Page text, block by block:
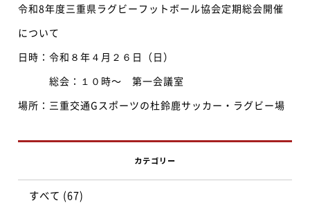
令和8年度三重県ラグビーフットボール協会定期総会開催
について
日時：令和８年４月２６日（日）
総会：１０時〜 第一会議室
場所：三重交通Gスポーツの杜鈴鹿サッカー・ラグビー場
カテゴリー
すべて (67)